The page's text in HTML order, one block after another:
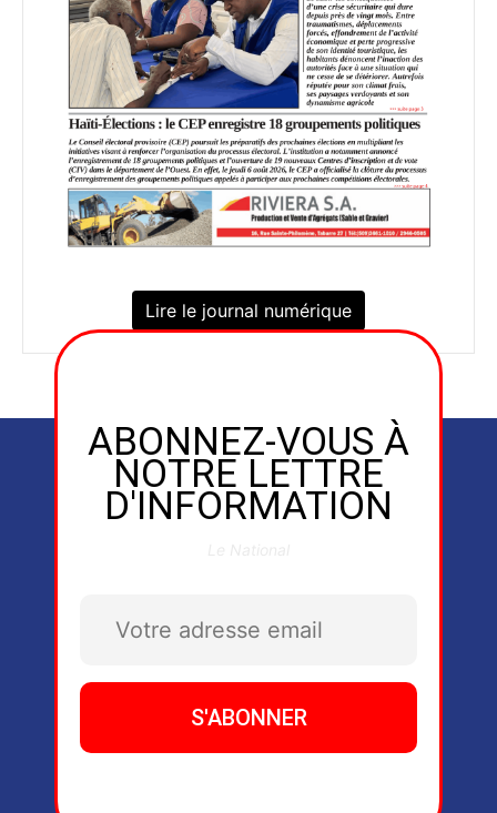
Lire le journal numérique
ABONNEZ-VOUS À
NOTRE LETTRE
D'INFORMATION